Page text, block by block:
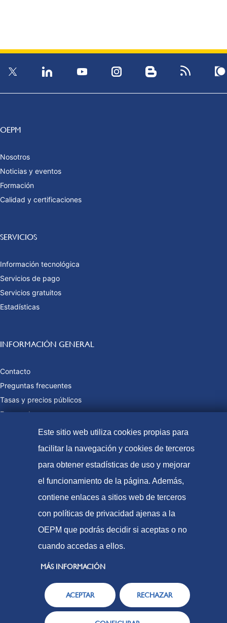
OEPM
Nosotros
Noticias y eventos
Formación
Calidad y certificaciones
SERVICIOS
Información tecnológica
Servicios de pago
Servicios gratuitos
Estadísticas
INFORMACIÓN GENERAL
Contacto
Preguntas frecuentes
Tasas y precios públicos
Formas de pago
Este sitio web utiliza cookies propias para
facilitar la navegación y cookies de terceros
para obtener estadísticas de uso y mejorar
el funcionamiento de la página. Además,
contiene enlaces a sitios web de terceros
con políticas de privacidad ajenas a la
OEPM que podrás decidir si aceptas o no
cuando accedas a ellos.
MÁS INFORMACIÓN
ACEPTAR RECHAZAR